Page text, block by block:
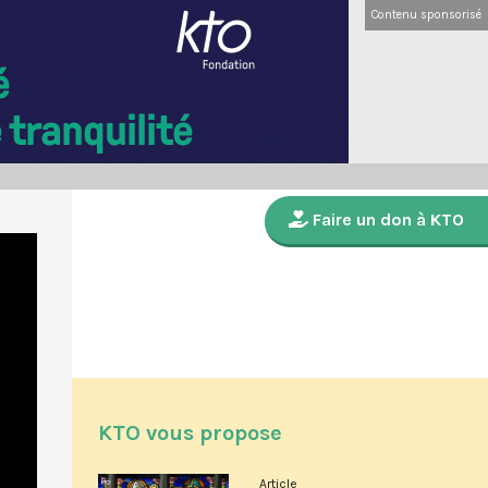
Contenu sponsorisé
Faire un don à KTO
KTO vous propose
Article